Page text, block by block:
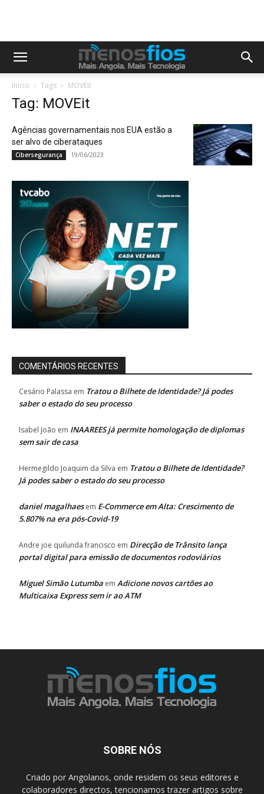
Início Tags MOVEit
Tag: MOVEit
Agências governamentais nos EUA estão a
ser alvo de ciberataques
Cibersegurança 19/06/2023
COMENTÁRIOS RECENTES
Cesário Palassa em Tratou o Bilhete de Identidade? Já podes
saber o estado do seu processo
Isabel João em INAAREES já permite homologação de diplomas
sem sair de casa
Hermegildo Joaquim da Silva em Tratou o Bilhete de Identidade?
Já podes saber o estado do seu processo
daniel magalhaesem E-Commerce em Alta: Crescimento de
5.807% na era pós-Covid-19
Andre joe quilunda francisco em Direcção de Trânsito lança
portal digital para emissão de documentos rodoviários
Miguel Simão Lutumba em Adicione novos cartões ao
Multicaixa Express sem ir ao ATM
SOBRE NÓS
Criado por Angolanos, onde residem os seus editores e
colaboradores directos, tencionamos trazer artigos sobre